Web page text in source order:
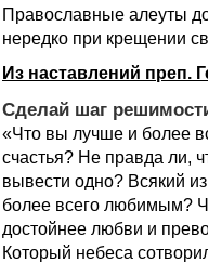
Православные алеуты
нередко при крещении
Из наставлений преп.
Cделай шаг
«Что вы лучше и более
счастья? Не правда ли,
вывести одно? Всякий
более всего любимым?
достойнее любви и
Который небеса